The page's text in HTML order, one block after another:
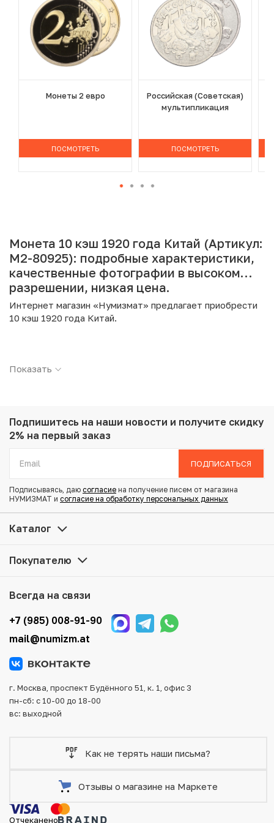
Монеты 2 евро
ПОСМОТРЕТЬ
Российская (Советская)
мультипликация
ПОСМОТРЕТЬ
Монета 10 кэш 1920 года Китай (Артикул:
M2-80925): подробные характеристики,
качественные фотографии в высоком
разрешении, низкая цена.
Интернет магазин «Нумизмат» предлагает приобрести
10 кэш 1920 года Китай.
Страна: Китай
Вес: 6.42 г
Диаметр: 28 мм
Купить 10 кэш 1920 года Китай по привлекательной цене
можно в нашем интернет-магазине — Вам достаточно
оформить заказ на сайте. Все монеты, представленные
в каталоге, находятся в наличии на нашем складе.
того, возможен самовывоз товара из офиса магазина.
тщательно упаковываются, что исключает возможность
повреждения во время доставки.
Показать
Подпишитесь на наши новости и получите скидку
2% на первый заказ
ПОДПИСАТЬСЯ
Подписываясь, даю согласие на получение писем от магазина
НУМИЗМАТ и согласие на обработку персональных данных
Каталог
Покупателю
Всегда на связи
+7 (985) 008-91-90
mail@numizm.at
г. Москва, проспект Будённого 51, к. 1, офис 3
пн-сб: с 10-00 до 18-00
вс: выходной
Как не терять наши письма?
Отзывы о магазине на Маркете
Отчеканено